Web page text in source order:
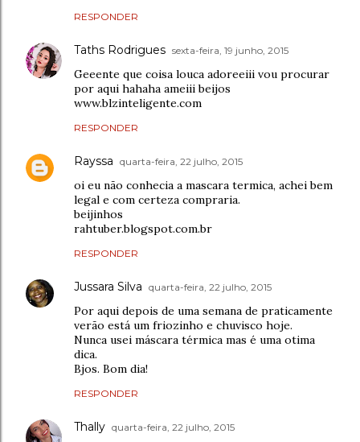
RESPONDER
Taths Rodrigues sexta-feira, 19 junho, 2015
Geeente que coisa louca adoreeiii vou procurar
por aqui hahaha ameiii beijos
www.blzinteligente.com
RESPONDER
Rayssa quarta-feira, 22 julho, 2015
oi eu não conhecia a mascara termica, achei bem
legal e com certeza compraria.
beijinhos
rahtuber.blogspot.com.br
RESPONDER
Jussara Silva quarta-feira, 22 julho, 2015
Por aqui depois de uma semana de praticamente
verão está um friozinho e chuvisco hoje.
Nunca usei máscara térmica mas é uma otima
dica.
Bjos. Bom dia!
RESPONDER
Thally quarta-feira, 22 julho, 2015